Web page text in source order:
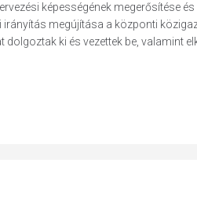
képességének megerősítése
megújítása a központi
ki és vezettek be, valamint